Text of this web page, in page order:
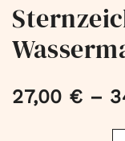
27,00 € –